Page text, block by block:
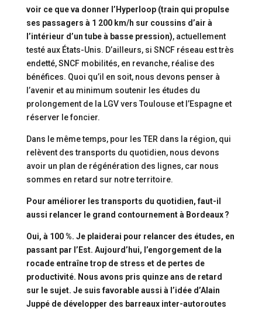
voir ce que va donner l’Hyperloop (train qui propulse
ses passagers à 1 200 km/h sur coussins d’air à
l’intérieur d’un tube à basse pression), actuellement
testé aux États-Unis. D’ailleurs, si SNCF réseau est très
endetté, SNCF mobilités, en revanche, réalise des
bénéfices. Quoi qu’il en soit, nous devons penser à
l’avenir et au minimum soutenir les études du
prolongement de la LGV vers Toulouse et l’Espagne et
réserver le foncier.
Dans le même temps, pour les TER dans la région, qui
relèvent des transports du quotidien, nous devons
avoir un plan de régénération des lignes, car nous
sommes en retard sur notre territoire.
Pour améliorer les transports du quotidien, faut-il
aussi relancer le grand contournement à Bordeaux ?
Oui, à 100 %. Je plaiderai pour relancer des études, en
passant par l’Est. Aujourd’hui, l’engorgement de la
rocade entraîne trop de stress et de pertes de
productivité. Nous avons pris quinze ans de retard
sur le sujet. Je suis favorable aussi à l’idée d’Alain
Juppé de développer des barreaux inter-autoroutes